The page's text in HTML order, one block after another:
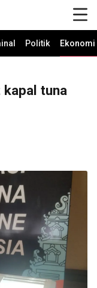
Politik
kapal tuna